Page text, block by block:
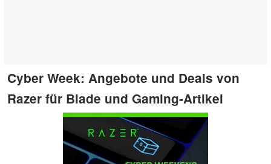
Cyber Week: Angebote und Deals von
Razer für Blade und Gaming-Artikel